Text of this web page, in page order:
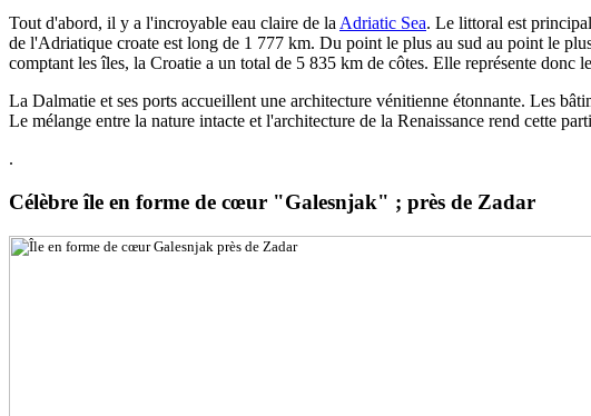
Tout d'abord, il y a l'incroyable eau claire de la Adriatic Sea. Le littoral est
de l'Adriatique croate est long de 1 777 km. Du point le plus au sud au point le
comptant les îles, la Croatie a un total de 5 835 km de côtes. Elle représente
La Dalmatie et ses ports accueillent une architecture vénitienne étonnante. Les
Le mélange entre la nature intacte et l'architecture de la Renaissance rend cette
.
Célèbre île en forme de cœur "Galesnjak" ; près de Zadar